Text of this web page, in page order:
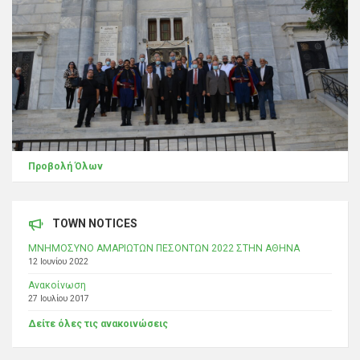
Προβολή Όλων
TOWN NOTICES
ΜΝΗΜΟΣΥΝΟ ΑΜΑΡΙΩΤΩΝ ΠΕΣΟΝΤΩΝ 2022 ΣΤΗΝ ΑΘΗΝΑ
12 Ιουνίου 2022
Ανακοίνωση
27 Ιουλίου 2017
Δείτε όλες τις ανακοινώσεις